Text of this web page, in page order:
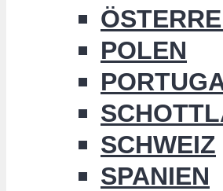
POLEN
SCHWEIZ
SPANIEN